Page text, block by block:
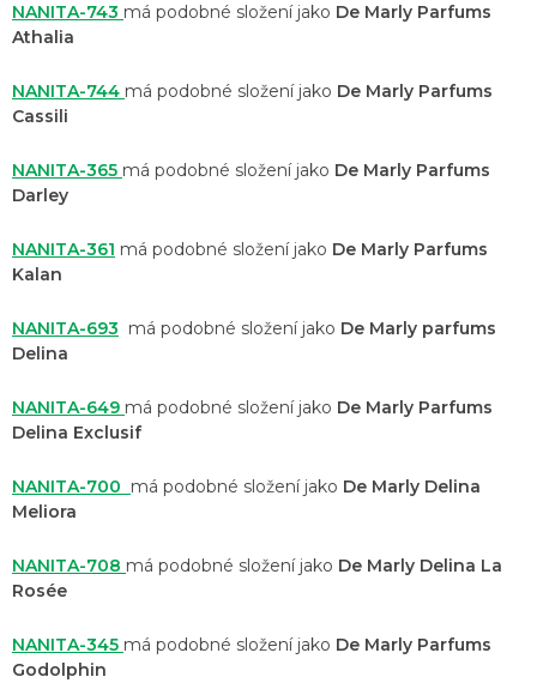
NANITA-743 má podobné složení jako De Marly Parfums
Athalia
NANITA-744 má podobné složení jako De Marly Parfums
Cassili
NANITA-365 má podobné složení jako De Marly Parfums
Darley
NANITA-361 má podobné složení jako De Marly Parfums
Kalan
NANITA-693 má podobné složení jako De Marly parfums
Delina
NANITA-649 má podobné složení jako De Marly Parfums
Delina Exclusif
NANITA-700 má podobné složení jako De Marly Delina
Meliora
NANITA-708 má podobné složení jako De Marly Delina La
Rosée
NANITA-345 má podobné složení jako De Marly Parfums
Godolphin